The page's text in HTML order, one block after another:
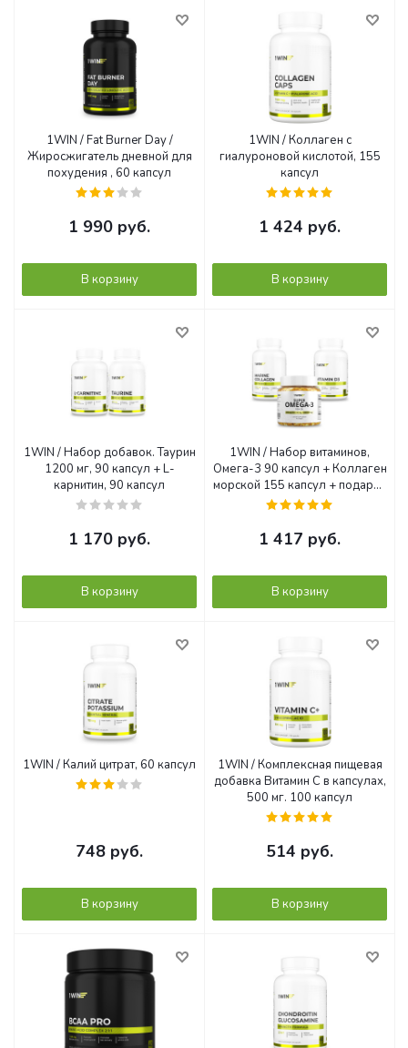
1WIN / Fat Burner Day /
Жиросжигатель дневной для
похудения , 60 капсул
1 990 руб.
В корзину
1WIN / Коллаген с
гиалуроновой кислотой, 155
капсул
1 424 руб.
В корзину
1WIN / Набор добавок. Таурин
1200 мг, 90 капсул + L-
карнитин, 90 капсул
1 170 руб.
В корзину
1WIN / Набор витаминов,
Омега-3 90 капсул + Коллаген
морской 155 капсул + подарок
D3 600МЕ
1 417 руб.
В корзину
1WIN / Калий цитрат, 60 капсул
748 руб.
В корзину
1WIN / Комплексная пищевая
добавка Витамин С в капсулах,
500 мг. 100 капсул
514 руб.
В корзину